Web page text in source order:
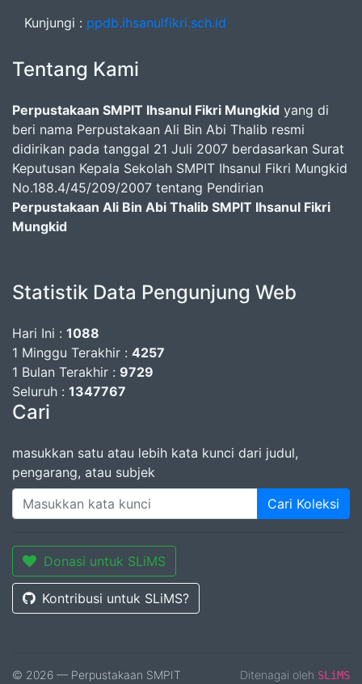
Kunjungi : ppdb.ihsanulfikri.sch.id
Tentang Kami
Perpustakaan SMPIT Ihsanul Fikri Mungkid yang di
beri nama Perpustakaan Ali Bin Abi Thalib resmi
didirikan pada tanggal 21 Juli 2007 berdasarkan Surat
Keputusan Kepala Sekolah SMPIT Ihsanul Fikri Mungkid
No.188.4/45/209/2007 tentang Pendirian
Perpustakaan Ali Bin Abi Thalib SMPIT Ihsanul Fikri
Mungkid
Statistik Data Pengunjung Web
Hari Ini : 1088
1 Minggu Terakhir : 4257
1 Bulan Terakhir : 9729
Seluruh : 1347767
Cari
masukkan satu atau lebih kata kunci dari judul,
pengarang, atau subjek
Cari Koleksi
Donasi untuk SLiMS
Kontribusi untuk SLiMS?
© 2026 — Perpustakaan SMPIT
Ditenagai oleh SLiMS